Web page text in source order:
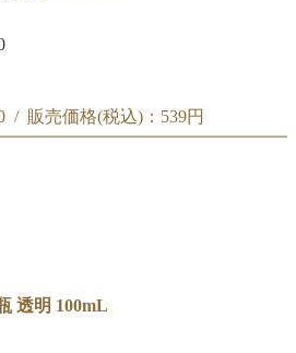
/ 販売価格(税込)： 539円
透明 100mL